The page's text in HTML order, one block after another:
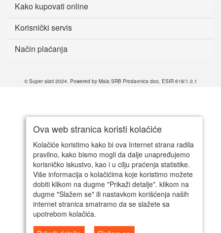
Kako kupovati online
Korisnički servis
Način plaćanja
© Super alati 2024. Powered by Mala SRB Prodavnica doo, ESIR 618/1.0.1
Ova web stranica koristi kolačiće
Kolačiće koristimo kako bi ova Internet strana radila
pravilno, kako bismo mogli da dalje unapređujemo
korisničko iskustvo, kao i u cilju praćenja statistike.
Više informacija o kolačićima koje koristimo možete
dobiti klikom na dugme "Prikaži detalje". klikom na
dugme "Slažem se" ili nastavkom korišćenja naših
internet stranica smatramo da se slažete sa
upotrebom kolačića.